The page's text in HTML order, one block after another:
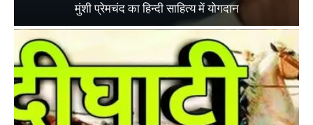
मुंशी प्रेमचंद का हिन्दी साहित्य में योगदान